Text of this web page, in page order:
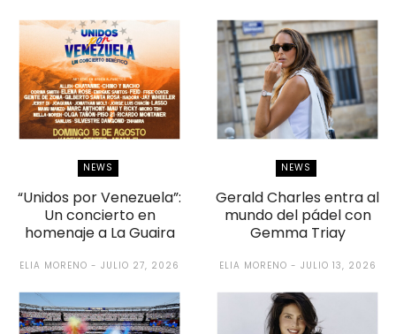
NEWS
“Unidos por Venezuela”:
Un concierto en
homenaje a La Guaira
ELIA MORENO JULIO 27, 2026
NEWS
Gerald Charles entra al
mundo del pádel con
Gemma Triay
ELIA MORENO JULIO 13, 2026